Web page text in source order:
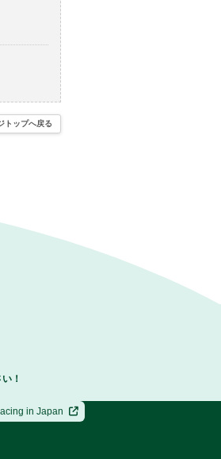
トップへ戻る
！
in Japan